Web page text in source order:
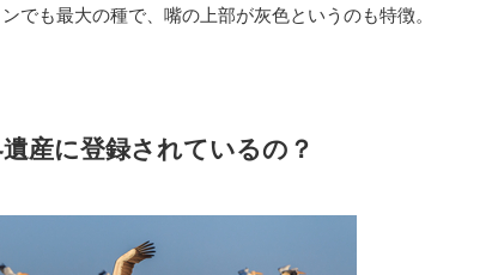
でも最大の種で、嘴の上部が灰色というのも特徴。
産に登録されているの？